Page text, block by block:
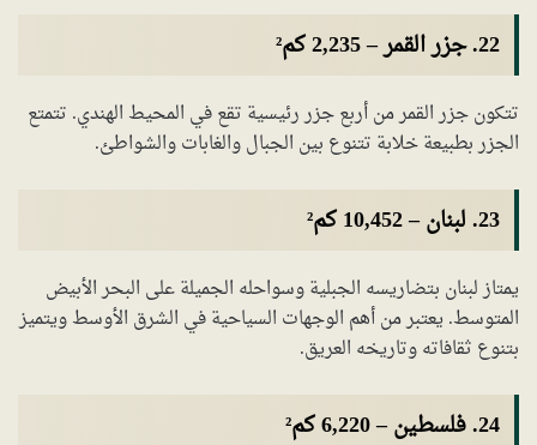
22. جزر القمر – 2,235 كم²
تتكون جزر القمر من أربع جزر رئيسية تقع في المحيط الهندي. تتمتع
الجزر بطبيعة خلابة تتنوع بين الجبال والغابات والشواطئ.
23. لبنان – 10,452 كم²
يمتاز لبنان بتضاريسه الجبلية وسواحله الجميلة على البحر الأبيض
المتوسط. يعتبر من أهم الوجهات السياحية في الشرق الأوسط ويتميز
بتنوع ثقافاته وتاريخه العريق.
24. فلسطين – 6,220 كم²